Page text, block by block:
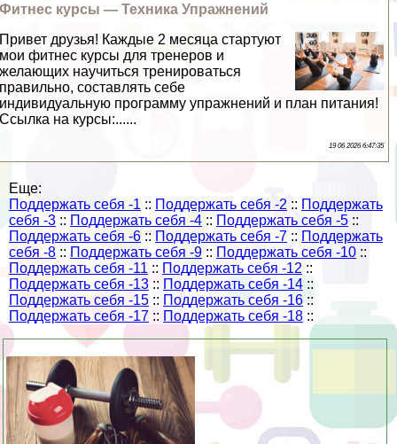
Фитнес курсы — Техника Упражнений
Привет друзья! Каждые 2 месяца стартуют
мои фитнес курсы для тренеров и
желающих научиться тренироваться
правильно, составлять себе
индивидуальную программу упражнений и план питания!
Ссылка на курсы:......
19 06 2026 6:47:35
Еще:
Поддержать себя -1 :: Поддержать себя -2 :: Поддержать
себя -3 :: Поддержать себя -4 :: Поддержать себя -5 ::
Поддержать себя -6 :: Поддержать себя -7 :: Поддержать
себя -8 :: Поддержать себя -9 :: Поддержать себя -10 ::
Поддержать себя -11 :: Поддержать себя -12 ::
Поддержать себя -13 :: Поддержать себя -14 ::
Поддержать себя -15 :: Поддержать себя -16 ::
Поддержать себя -17 :: Поддержать себя -18 ::